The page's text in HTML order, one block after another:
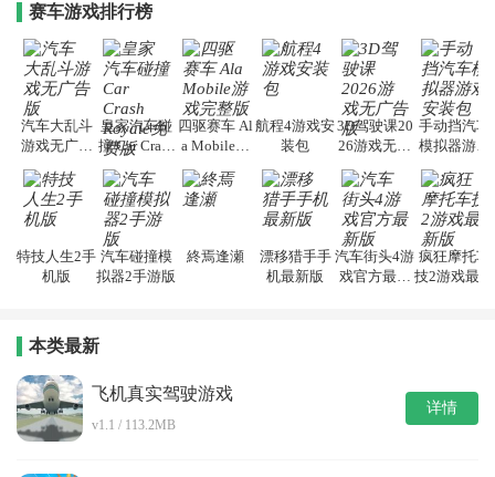
赛车游戏排行榜
汽车大乱斗
游戏无广告
皇家汽车碰
撞 Car Crash
版
四驱赛车 Al
a Mobile游
航程4游戏安
装包
3D驾驶课20
26游戏无广
手动挡汽车
模拟器游戏
特技人生2手
机版
汽车碰撞模
拟器2手游版
終焉逢瀬
漂移猎手手
机最新版
汽车街头4游
戏官方最新
疯狂摩托车
技2游戏最新
本类最新
飞机真实驾驶游戏
v1.1 / 113.2MB
详情